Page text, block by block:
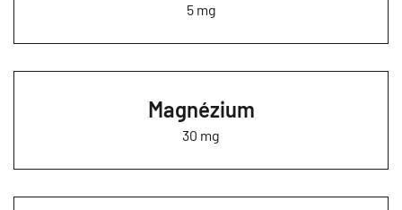
5 mg
Magnézium
30 mg